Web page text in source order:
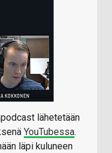
lähetetään
YouTubessa.
läpi kuluneen